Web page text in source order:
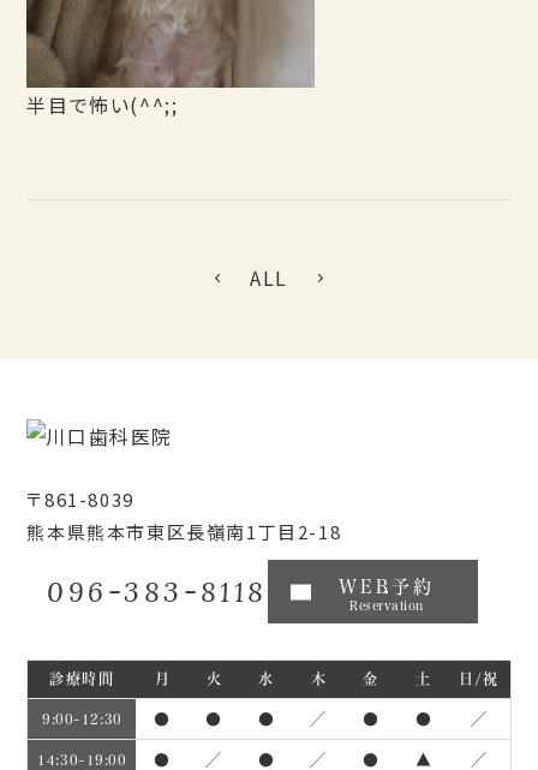
半目で怖い(^^;;
ALL
〒861-8039
熊本県熊本市東区長嶺南1丁目2-18
096-383-8118 WEB予約
Reservation
診療時間 月 火 水 木 金 土 日/祝
9:00~12:30 ● ● ● ／ ● ● ／
14:30~19:00 ● ／ ● ／ ● ▲ ／